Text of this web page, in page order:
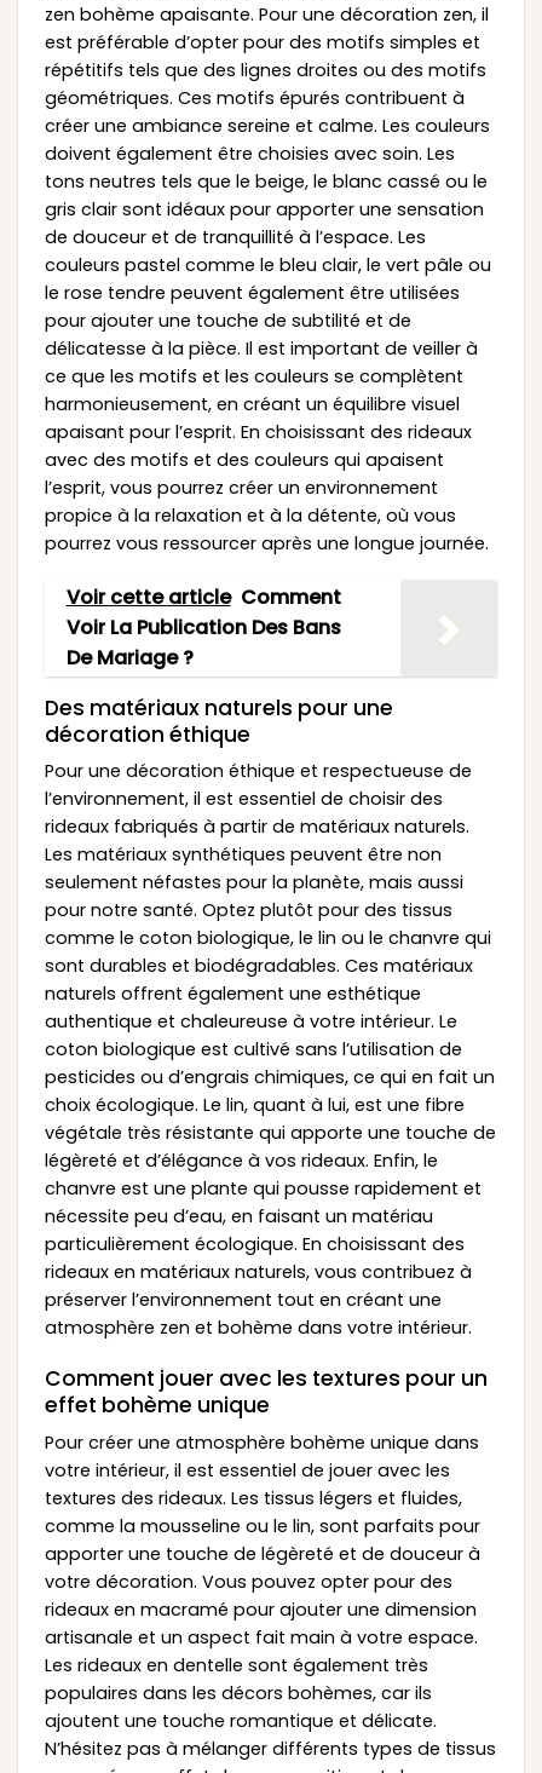
zen bohème apaisante. Pour une décoration zen, il
est préférable d’opter pour des motifs simples et
répétitifs tels que des lignes droites ou des motifs
géométriques. Ces motifs épurés contribuent à
créer une ambiance sereine et calme. Les couleurs
doivent également être choisies avec soin. Les
tons neutres tels que le beige, le blanc cassé ou le
gris clair sont idéaux pour apporter une sensation
de douceur et de tranquillité à l’espace. Les
couleurs pastel comme le bleu clair, le vert pâle ou
le rose tendre peuvent également être utilisées
pour ajouter une touche de subtilité et de
délicatesse à la pièce. Il est important de veiller à
ce que les motifs et les couleurs se complètent
harmonieusement, en créant un équilibre visuel
apaisant pour l’esprit. En choisissant des rideaux
avec des motifs et des couleurs qui apaisent
l’esprit, vous pourrez créer un environnement
propice à la relaxation et à la détente, où vous
pourrez vous ressourcer après une longue journée.
Voir cette article Comment
Voir La Publication Des Bans
De Mariage ?
Des matériaux naturels pour une
décoration éthique
Pour une décoration éthique et respectueuse de
l’environnement, il est essentiel de choisir des
rideaux fabriqués à partir de matériaux naturels.
Les matériaux synthétiques peuvent être non
seulement néfastes pour la planète, mais aussi
pour notre santé. Optez plutôt pour des tissus
comme le coton biologique, le lin ou le chanvre qui
sont durables et biodégradables. Ces matériaux
naturels offrent également une esthétique
authentique et chaleureuse à votre intérieur. Le
coton biologique est cultivé sans l’utilisation de
pesticides ou d’engrais chimiques, ce qui en fait un
choix écologique. Le lin, quant à lui, est une fibre
végétale très résistante qui apporte une touche de
légèreté et d’élégance à vos rideaux. Enfin, le
chanvre est une plante qui pousse rapidement et
nécessite peu d’eau, en faisant un matériau
particulièrement écologique. En choisissant des
rideaux en matériaux naturels, vous contribuez à
préserver l’environnement tout en créant une
atmosphère zen et bohème dans votre intérieur.
Comment jouer avec les textures pour un
effet bohème unique
Pour créer une atmosphère bohème unique dans
votre intérieur, il est essentiel de jouer avec les
textures des rideaux. Les tissus légers et fluides,
comme la mousseline ou le lin, sont parfaits pour
apporter une touche de légèreté et de douceur à
votre décoration. Vous pouvez opter pour des
rideaux en macramé pour ajouter une dimension
artisanale et un aspect fait main à votre espace.
Les rideaux en dentelle sont également très
populaires dans les décors bohèmes, car ils
ajoutent une touche romantique et délicate.
N’hésitez pas à mélanger différents types de tissus